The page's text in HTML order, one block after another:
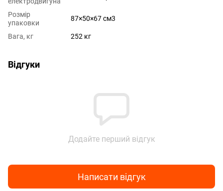
Розмір
упаковки
87×50×67 см3
Вага, кг 252 кг
Відгуки
Додайте перший відгук
Написати відгук